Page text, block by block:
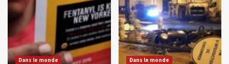
Dans le monde Dans le monde